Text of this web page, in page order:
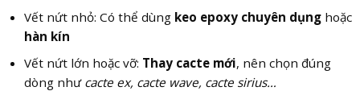
Vết nứt nhỏ: Có thể dùng keo epoxy chuyên dụnghoặc
hàn kín
Vết nứt lớn hoặc vỡ: Thay cacte mới, nên chọn đúng
dòng như cacte ex, cacte wave, cacte sirius…